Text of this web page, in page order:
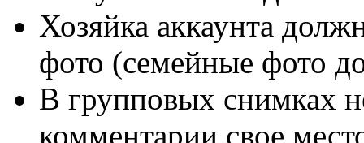
Хозяйка аккаунта
фото (семейные фото
В групповых снимках
комментарии свое